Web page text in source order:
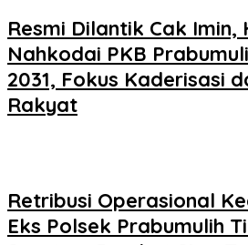
Resmi Dilantik Cak Imin,
Nahkodai PKB
2031, Fokus Kaderisasi
Rakyat
Retribusi Operasional
Eks Polsek Prabumulih